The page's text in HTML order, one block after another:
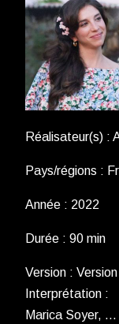
Réalisateur(s) :
Pays/régions :
Année : 2022
Durée : 90 min
Version :
Interprétation :
Marica Soyer, …